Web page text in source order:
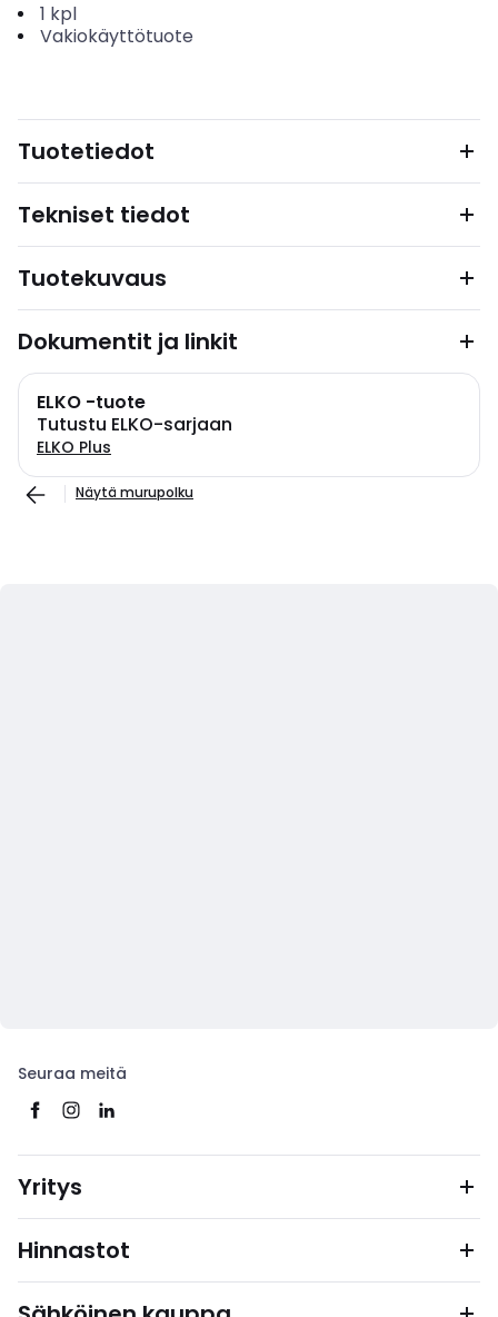
1 kpl
Vakiokäyttötuote
Tuotetiedot
Tekniset tiedot
Tuotekuvaus
Dokumentit ja linkit
ELKO -tuote
Tutustu ELKO-sarjaan
ELKO Plus
Näytä murupolku
Seuraa meitä
Yritys
Hinnastot